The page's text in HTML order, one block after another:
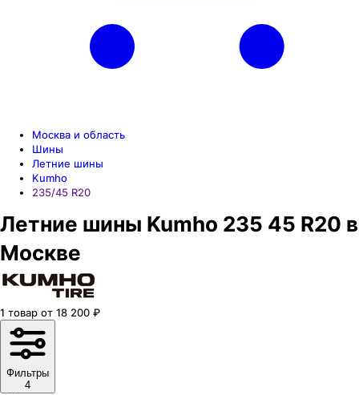
Москва и область
Шины
Летние шины
Kumho
235/45 R20
Летние шины Kumho 235 45 R20 в
Москве
1 товар от 18 200 ₽
Фильтры
4